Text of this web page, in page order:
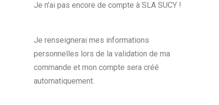
Je n’ai pas encore de compte à SLA SUCY !
Je renseignerai mes informations
personnelles lors de la validation de ma
commande et mon compte sera créé
automatiquement.